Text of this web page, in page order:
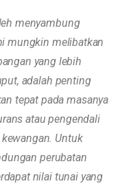
menyambung
mungkin melibatkan
yang lebih
adalah penting
tepat pada masanya
atau pengendali
Untuk
perubatan
nilai tunai yang